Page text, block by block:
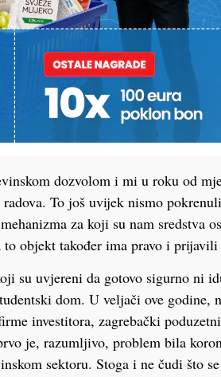
zaposliti deset novih
studentskom domu počela
javnog natječaja.
je:
dozvolom i mi u roku od
To još uvijek nismo
za koji su nam sredstva
objekt također ima pravo i prijavili
su uvjereni da gotovo sigurno ni
dom. U veljači ove godine,
investitora, zagrebački
je, razumljivo, problem bila
sektoru. Stoga i ne čudi što